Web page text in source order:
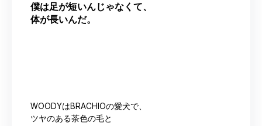
僕は足が短いんじゃなくて、
体が長いんだ。
WOODYはBRACHIOの愛犬で、
ツヤのある茶色の毛と